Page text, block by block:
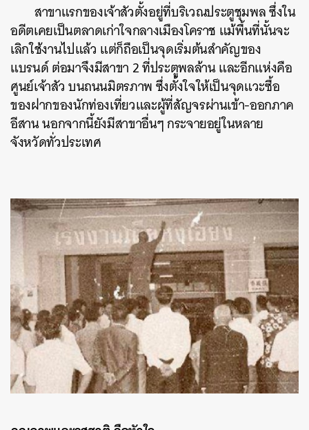
สาขาแรกของเจ้าสัวตั้งอยู่ที่บริเวณประตูชุมพล ซึ่งใน
อดีตเคยเป็นตลาดเก่าใจกลางเมืองโคราช แม้พื้นที่นั้นจะ
เลิกใช้งานไปแล้ว แต่ก็ถือเป็นจุดเริ่มต้นสำคัญของ
แบรนด์ ต่อมาจึงมีสาขา 2 ที่ประตูพลล้าน และอีกแห่งคือ
ศูนย์เจ้าสัว บนถนนมิตรภาพ ซึ่งตั้งใจให้เป็นจุดแวะซื้อ
ของฝากของนักท่องเที่ยวและผู้ที่สัญจรผ่านเข้า-ออกภาค
อีสาน นอกจากนี้ยังมีสาขาอื่นๆ กระจายอยู่ในหลาย
จังหวัดทั่วประเทศ